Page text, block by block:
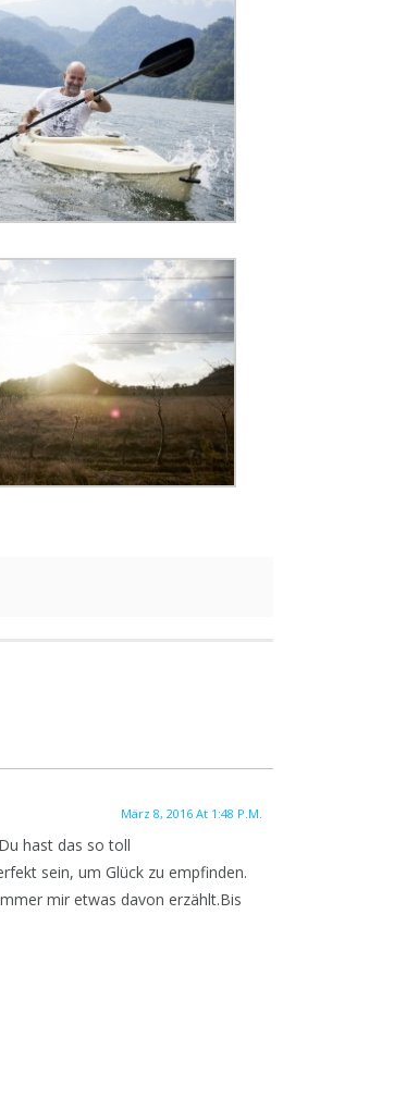
März 8, 2016 At 1:48 P.m.
hast das so toll
sein, um Glück zu empfinden.
mir etwas davon erzählt.Bis